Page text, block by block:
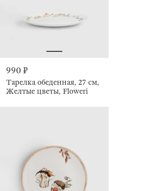
990 ₽
Тарелка обеденная, 27 см,
Желтые цветы, Floweri